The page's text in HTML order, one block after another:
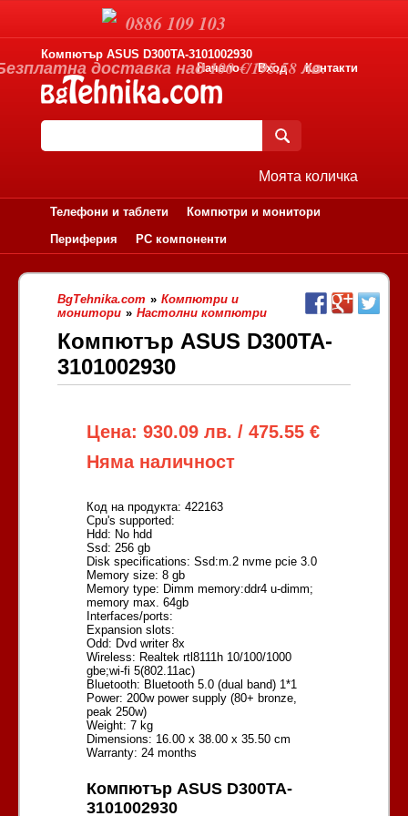
Компютър ASUS D300TA-3101002930
Начало
Вход Контакти
Моята количка
Телефони и таблети
Компютри и монитори
Периферия
PC компоненти
BgTehnika.com » Компютри и
монитори » Настолни компютри
Компютър ASUS D300TA-
3101002930
Цена: 930.09 лв. / 475.55 €
Няма наличност
Код на продукта: 422163
Cpu's supported:
Hdd: No hdd
Ssd: 256 gb
Disk specifications: Ssd:m.2 nvme pcie 3.0
Memory size: 8 gb
Memory type: Dimm memory:ddr4 u-dimm;
memory max. 64gb
Interfaces/ports:
Expansion slots:
Odd: Dvd writer 8x
Wireless: Realtek rtl8111h 10/100/1000
gbe;wi-fi 5(802.11ac)
Bluetooth: Bluetooth 5.0 (dual band) 1*1
Power: 200w power supply (80+ bronze,
peak 250w)
Weight: 7 kg
Dimensions: 16.00 x 38.00 x 35.50 cm
Warranty: 24 months
Компютър ASUS D300TA-
3101002930
0886 109 103
доставка над 100 €/195.58 лв.